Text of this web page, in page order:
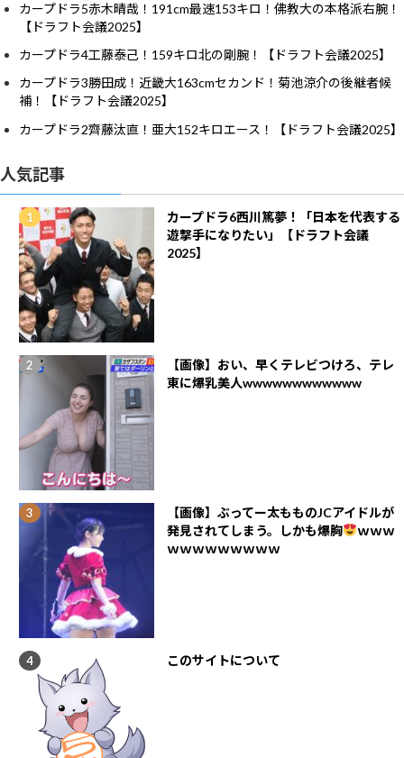
カープドラ5赤木晴哉！191cm最速153キロ！佛教大の本格派右腕！
【ドラフト会議2025】
カープドラ4工藤泰己！159キロ北の剛腕！【ドラフト会議2025】
カープドラ3勝田成！近畿大163cmセカンド！菊池涼介の後継者候
補！【ドラフト会議2025】
カープドラ2齊藤汰直！亜大152キロエース！【ドラフト会議2025】
人気記事
カープドラ6西川篤夢！「日本を代表する
遊撃手になりたい」【ドラフト会議
2025】
【画像】おい、早くテレビつけろ、テレ
東に爆乳美人wwwwwwwwwwww
【画像】ぶってー太もものJCアイドルが
発見されてしまう。しかも爆胸
ｗｗｗ
ｗｗｗｗｗｗｗｗｗ
このサイトについて